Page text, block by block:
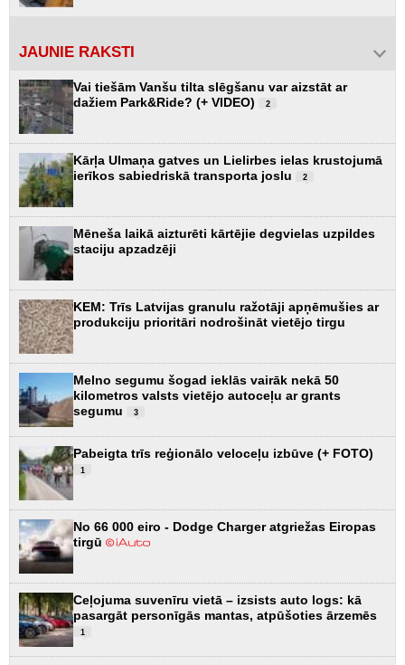
JAUNIE RAKSTI
Vai tiešām Vanšu tilta slēgšanu var aizstāt ar
dažiem Park&Ride? (+ VIDEO)
2
Kārļa Ulmaņa gatves un Lielirbes ielas krustojumā
ierīkos sabiedriskā transporta joslu
2
Mēneša laikā aizturēti kārtējie degvielas uzpildes
staciju apzadzēji
KEM: Trīs Latvijas granulu ražotāji apņēmušies ar
produkciju prioritāri nodrošināt vietējo tirgu
Melno segumu šogad ieklās vairāk nekā 50
kilometros valsts vietējo autoceļu ar grants
segumu
3
Pabeigta trīs reģionālo veloceļu izbūve (+ FOTO)
1
No 66 000 eiro - Dodge Charger atgriežas Eiropas
tirgū
Ceļojuma suvenīru vietā – izsists auto logs: kā
pasargāt personīgās mantas, atpūšoties ārzemēs
1